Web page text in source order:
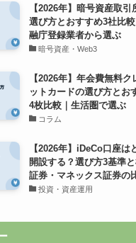
【2026年】暗号資産取引
選び方とおすすめ3社比
融庁登録業者から選ぶ
暗号資産・Web3
【2026年】年会費無料ク
ットカードの選び方とお
4枚比較｜生活圏で選ぶ
コラム
【2026年】iDeCo口座は
開設する？選び方3基準
証券・マネックス証券の
投資・資産運用